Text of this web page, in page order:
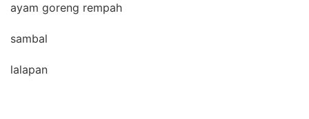
ayam goreng rempah
sambal
lalapan